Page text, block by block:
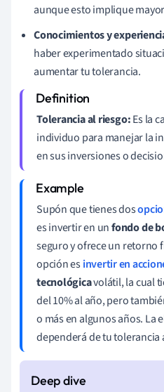
aunque esto implique
Conocimientos y
haber experimentado
aumentar tu tolerancia.
Tolerancia al riesgo:Es la
individuo para manejar la
en sus inversiones o
Supón que tienes dos
es invertir en unfondo de
seguro y ofrece un retorno
opción esinvertir en
tecnológicavolátil, la cual
del 10% al año, pero
o más en algunos años. La
dependerá de tu tolerancia